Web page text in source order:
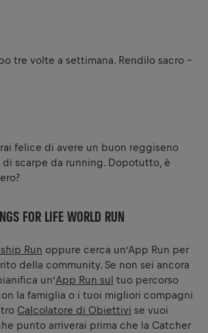
tre volte a settimana. Rendilo sacro –
felice di avere un buon reggiseno
scarpe da running. Dopotutto, è
FOR LIFE WORLD RUN
Run oppure cerca un’App Run per
della community. Se non sei ancora
un’App Run sul tuo percorso
la famiglia o i tuoi migliori compagni
Calcolatore di Obiettivi se vuoi
punto arriverai prima che la Catcher